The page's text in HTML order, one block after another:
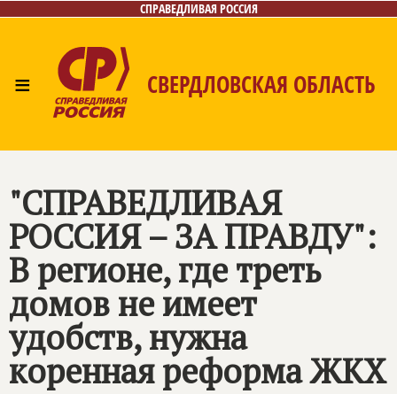
СПРАВЕДЛИВАЯ РОССИЯ
≡ СВЕРДЛОВСКАЯ ОБЛАСТЬ
Контакты
Поиск
"СПРАВЕДЛИВАЯ
РОССИЯ – ЗА ПРАВДУ":
В регионе, где треть
домов не имеет
удобств, нужна
коренная реформа ЖКХ